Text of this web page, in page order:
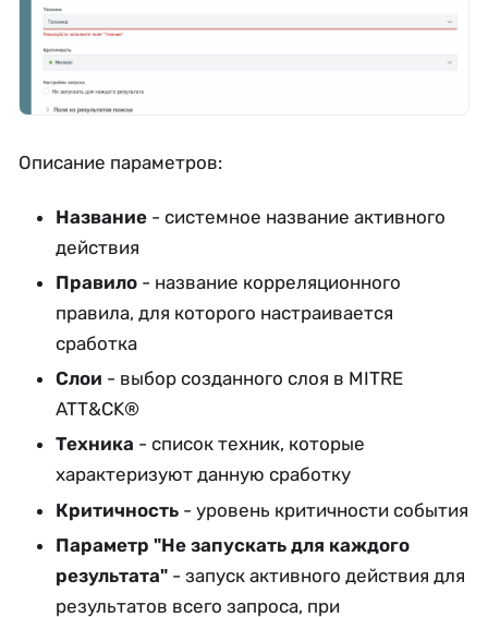
Описание параметров:
Название - системное название активного
действия
Правило - название корреляционного
правила, для которого настраивается
сработка
Слои - выбор созданного слоя в MITRE
ATT&CK®
Техника - список техник, которые
характеризуют данную сработку
Критичность - уровень критичности события
Параметр "Не запускать для каждого
результата" - запуск активного действия для
результатов всего запроса, при